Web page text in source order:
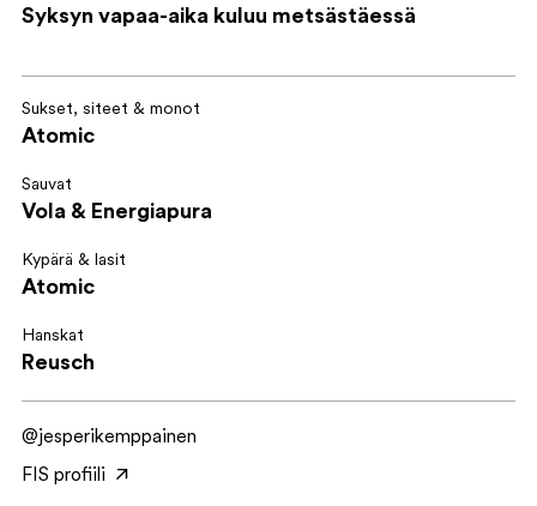
Syksyn vapaa-aika kuluu metsästäessä
Sukset, siteet & monot
Atomic
Sauvat
Vola & Energiapura
Kypärä & lasit
Atomic
Hanskat
Reusch
@jesperikemppainen
FIS profiili